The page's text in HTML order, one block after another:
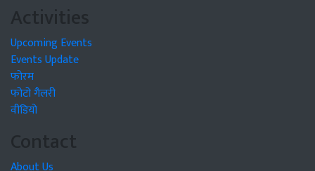
Activities
Upcoming Events
Events Update
फोरम
फोटो गैलरी
वीडियो
Contact
About Us